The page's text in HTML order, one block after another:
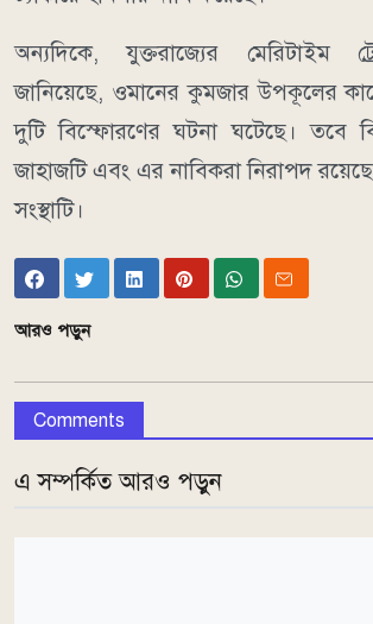
অন্যদিকে, যুক্তরাজ্যের মেরিটাইম
জানিয়েছে, ওমানের কুমজার উপকূলের
দুটি বিস্ফোরণের ঘটনা ঘটেছে। তবে
জাহাজটি এবং এর নাবিকরা নিরাপদ
সংস্থাটি।
আরও পড়ুন
Comments
এ সম্পর্কিত আরও পড়ুন